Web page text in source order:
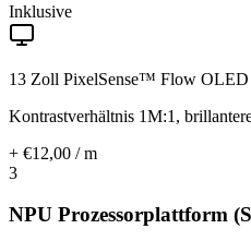
Inklusive
13 Zoll PixelSense™ Flow
Kontrastverhältnis 1M:1,
+ €12,00 / m
3
NPU Prozessorplattform